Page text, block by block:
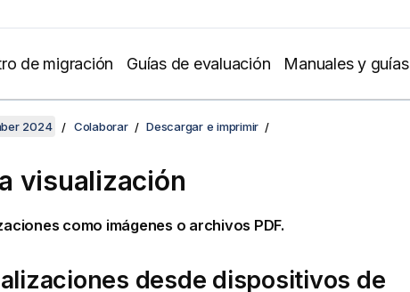
de migración Guías de evaluación Manuales y guías
2024 Colaborar Descargar e imprimir
visualización
como imágenes o archivos PDF.
desde dispositivos de